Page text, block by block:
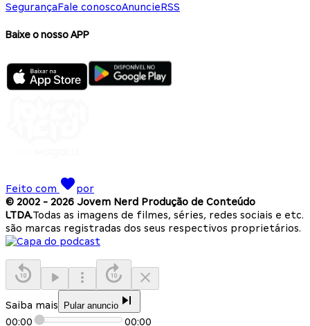
SegurançaFale conoscoAnuncieRSS
Baixe o nosso APP
Feito com
por
© 2002 - 2026 Jovem Nerd Produção de Conteúdo
LTDA.Todas as imagens de filmes, séries, redes sociais e etc.
são marcas registradas dos seus respectivos proprietários.
Saiba mais Pular anuncio
00:00 00:00